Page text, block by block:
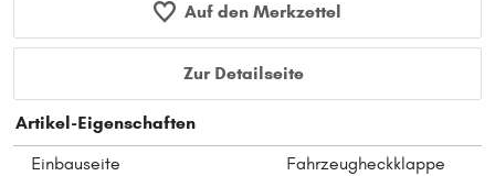
Auf den Merkzettel
Zur Detailseite
Artikel-Eigenschaften
Einbauseite
Fahrzeugheckklappe